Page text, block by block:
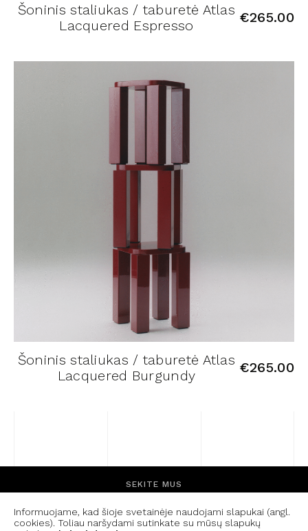
Šoninis staliukas / taburetė Atlas
Lacquered Espresso
€265.00
Šoninis staliukas / taburetė Atlas
Lacquered Burgundy
€265.00
Informuojame, kad šioje svetainėje naudojami slapukai (angl.
cookies). Toliau naršydami sutinkate su mūsų slapukų
SEKITE MUS
FACEBOOK INSTAGRAM